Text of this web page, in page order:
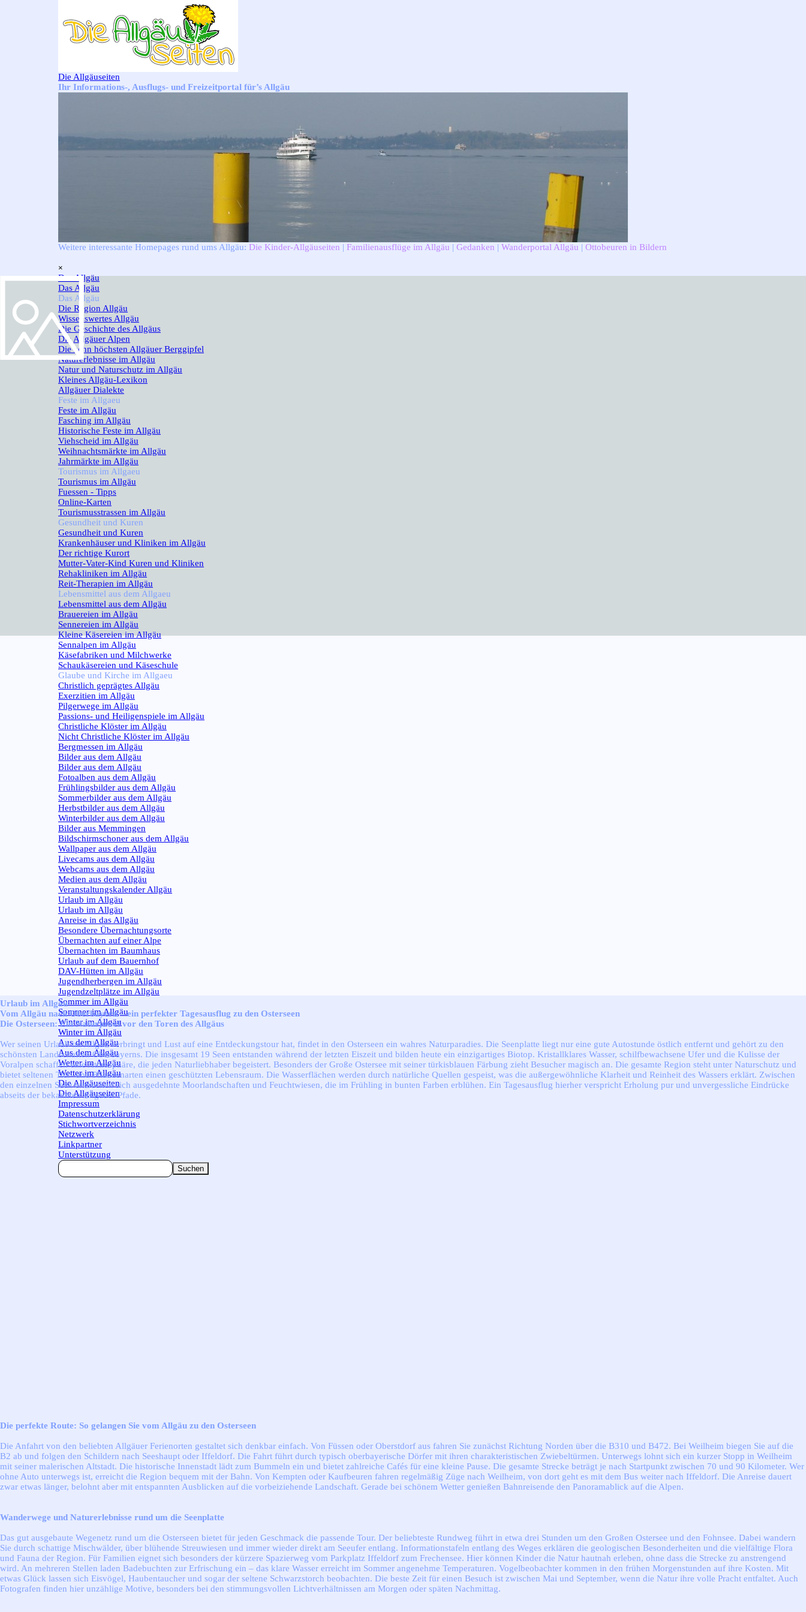
Die Allgäuseiten
Ihr Informations-, Ausflugs- und Freizeitportal für’s Allgäu
Weitere interessante Homepages rund ums Allgäu: Die Kinder-Allgäuseiten | Familienausflüge im Allgäu | Gedanken | Wanderportal Allgäu | Ottobeuren in Bildern
×
Das Allgäu▼
Das Allgäu
Das Allgäu
Die Region Allgäu
Wissenswertes Allgäu
Die Geschichte des Allgäus
Die Allgäuer Alpen
Die zehn höchsten Allgäuer Berggipfel
Naturerlebnisse im Allgäu
Natur und Naturschutz im Allgäu
Kleines Allgäu-Lexikon
Allgäuer Dialekte
Feste im Allgaeu
Feste im Allgäu
Fasching im Allgäu
Historische Feste im Allgäu
Viehscheid im Allgäu
Weihnachtsmärkte im Allgäu
Jahrmärkte im Allgäu
Tourismus im Allgaeu
Tourismus im Allgäu
Fuessen - Tipps
Online-Karten
Tourismusstrassen im Allgäu
Gesundheit und Kuren
Gesundheit und Kuren
Krankenhäuser und Kliniken im Allgäu
Der richtige Kurort
Mutter-Vater-Kind Kuren und Kliniken
Rehakliniken im Allgäu
Reit-Therapien im Allgäu
Lebensmittel aus dem Allgaeu
Lebensmittel aus dem Allgäu
Brauereien im Allgäu
Sennereien im Allgäu
Kleine Käsereien im Allgäu
Sennalpen im Allgäu
Käsefabriken und Milchwerke
Schaukäsereien und Käseschule
Glaube und Kirche im Allgaeu
Christlich geprägtes Allgäu
Exerzitien im Allgäu
Pilgerwege im Allgäu
Passions- und Heiligenspiele im Allgäu
Christliche Klöster im Allgäu
Nicht Christliche Klöster im Allgäu
Bergmessen im Allgäu
Bilder aus dem Allgäu
Bilder aus dem Allgäu
Fotoalben aus dem Allgäu
Frühlingsbilder aus dem Allgäu
Sommerbilder aus dem Allgäu
Herbstbilder aus dem Allgäu
Winterbilder aus dem Allgäu
Bilder aus Memmingen
Bildschirmschoner aus dem Allgäu
Wallpaper aus dem Allgäu
Livecams aus dem Allgäu
Webcams aus dem Allgäu
Medien aus dem Allgäu
Veranstaltungskalender Allgäu
Urlaub im Allgäu
Urlaub im Allgäu
Anreise in das Allgäu
Besondere Übernachtungsorte
Übernachten auf einer Alpe
Übernachten im Baumhaus
Urlaub auf dem Bauernhof
DAV-Hütten im Allgäu
Jugendherbergen im Allgäu
Jugendzeltplätze im Allgäu
Sommer im Allgäu
Sommer im Allgäu
Winter im Allgäu▼
Winter im Allgäu
Aus dem Allgäu▼
Aus dem Allgäu
Wetter im Allgäu▼
Wetter im Allgäu
Die Allgäuseiten▼
Die Allgäuseiten
Impressum
Datenschutzerklärung
Stichwortverzeichnis
Netzwerk
Linkpartner
Unterstützung
Suchen
Urlaub im Allgäu
Vom Allgäu nach Oberbayern – ein perfekter Tagesausflug zu den Osterseen
Die Osterseen: Ein Naturjuwel vor den Toren des Allgäus
Wer seinen Urlaub im Allgäu verbringt und Lust auf eine Entdeckungstour hat, findet in den Osterseen ein wahres Naturparadies. Die Seenplatte liegt nur eine gute Autostunde östlich entfernt und gehört zu den
schönsten Landschaften Oberbayerns. Die insgesamt 19 Seen entstanden während der letzten Eiszeit und bilden heute ein einzigartiges Biotop. Kristallklares Wasser, schilfbewachsene Ufer und die Kulisse der
Voralpen schaffen eine Atmosphäre, die jeden Naturliebhaber begeistert. Besonders der Große Ostersee mit seiner türkisblauen Färbung zieht Besucher magisch an. Die gesamte Region steht unter Naturschutz und
bietet seltenen Tier- und Pflanzenarten einen geschützten Lebensraum. Die Wasserflächen werden durch natürliche Quellen gespeist, was die außergewöhnliche Klarheit und Reinheit des Wassers erklärt. Zwischen
den einzelnen Seen erstrecken sich ausgedehnte Moorlandschaften und Feuchtwiesen, die im Frühling in bunten Farben erblühen. Ein Tagesausflug hierher verspricht Erholung pur und unvergessliche Eindrücke
abseits der bekannten Allgäuer Pfade.
Die perfekte Route: So gelangen Sie vom Allgäu zu den Osterseen
Die Anfahrt von den beliebten Allgäuer Ferienorten gestaltet sich denkbar einfach. Von Füssen oder Oberstdorf aus fahren Sie zunächst Richtung Norden über die B310 und B472. Bei Weilheim biegen Sie auf die
B2 ab und folgen den Schildern nach Seeshaupt oder Iffeldorf. Die Fahrt führt durch typisch oberbayerische Dörfer mit ihren charakteristischen Zwiebeltürmen. Unterwegs lohnt sich ein kurzer Stopp in Weilheim
mit seiner malerischen Altstadt. Die historische Innenstadt lädt zum Bummeln ein und bietet zahlreiche Cafés für eine kleine Pause. Die gesamte Strecke beträgt je nach Startpunkt zwischen 70 und 90 Kilometer. Wer
ohne Auto unterwegs ist, erreicht die Region bequem mit der Bahn. Von Kempten oder Kaufbeuren fahren regelmäßig Züge nach Weilheim, von dort geht es mit dem Bus weiter nach Iffeldorf. Die Anreise dauert
zwar etwas länger, belohnt aber mit entspannten Ausblicken auf die vorbeiziehende Landschaft. Gerade bei schönem Wetter genießen Bahnreisende den Panoramablick auf die Alpen.
Wanderwege und Naturerlebnisse rund um die Seenplatte
Das gut ausgebaute Wegenetz rund um die Osterseen bietet für jeden Geschmack die passende Tour. Der beliebteste Rundweg führt in etwa drei Stunden um den Großen Ostersee und den Fohnsee. Dabei wandern
Sie durch schattige Mischwälder, über blühende Streuwiesen und immer wieder direkt am Seeufer entlang. Informationstafeln entlang des Weges erklären die geologischen Besonderheiten und die vielfältige Flora
und Fauna der Region. Für Familien eignet sich besonders der kürzere Spazierweg vom Parkplatz Iffeldorf zum Frechensee. Hier können Kinder die Natur hautnah erleben, ohne dass die Strecke zu anstrengend
wird. An mehreren Stellen laden Badebuchten zur Erfrischung ein – das klare Wasser erreicht im Sommer angenehme Temperaturen. Vogelbeobachter kommen in den frühen Morgenstunden auf ihre Kosten. Mit
etwas Glück lassen sich Eisvögel, Haubentaucher und sogar der seltene Schwarzstorch beobachten. Die beste Zeit für einen Besuch ist zwischen Mai und September, wenn die Natur ihre volle Pracht entfaltet. Auch
Fotografen finden hier unzählige Motive, besonders bei den stimmungsvollen Lichtverhältnissen am Morgen oder späten Nachmittag.